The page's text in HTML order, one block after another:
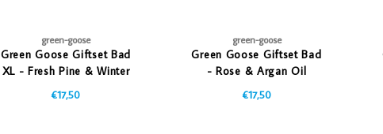
green-goose
Green Goose Giftset Bad
XL - Fresh Pine & Winter
€17,50
green-goose
Green Goose Giftset Bad
- Rose & Argan Oil
€17,50